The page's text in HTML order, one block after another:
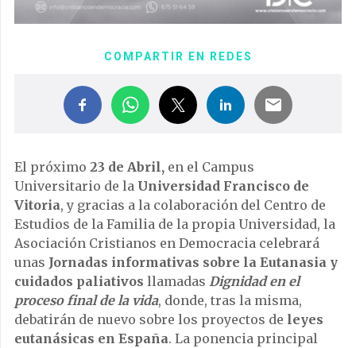
COMPARTIR EN REDES
El próximo 23 de Abril, en el Campus
Universitario de la Universidad Francisco de
Vitoria, y gracias a la colaboración del Centro de
Estudios de la Familia de la propia Universidad, la
Asociación Cristianos en Democracia celebrará
unas Jornadas informativas sobre la Eutanasia y
cuidados paliativos llamadas Dignidad en el
proceso final de la vida, donde, tras la misma,
debatirán de nuevo sobre los proyectos de leyes
eutanásicas en España. La ponencia principal